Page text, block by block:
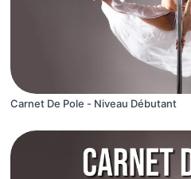
Carnet De Pole - Niveau Débutant